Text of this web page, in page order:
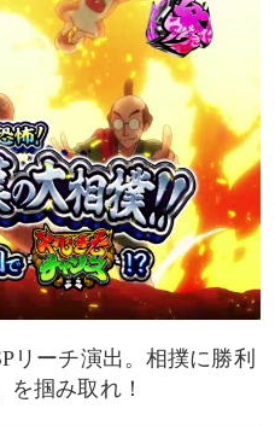
リーチ演出。相撲に勝利
を掴み取れ！